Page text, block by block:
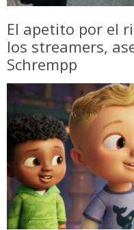
El apetito por el
los streamers,
Schrempp